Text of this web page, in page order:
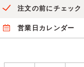
注文の前にチェック
営業日カレンダー